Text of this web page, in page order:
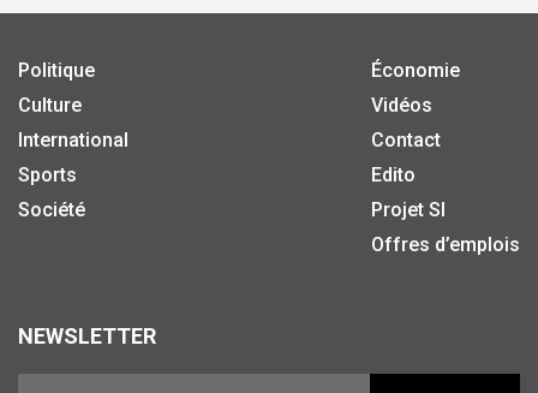
Politique
Culture
International
Sports
Société
Économie
Vidéos
Contact
Edito
Projet SI
Offres d’emplois
NEWSLETTER